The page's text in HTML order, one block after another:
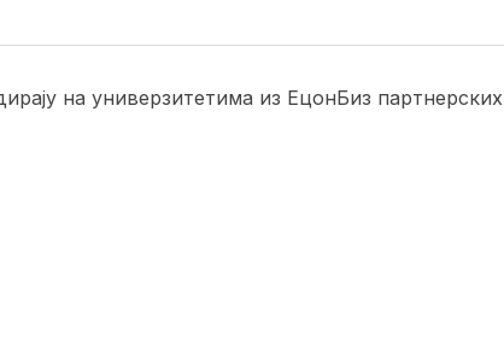
на универзитетима из ЕцонБиз партнерских